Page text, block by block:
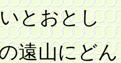
おとし
山にどん